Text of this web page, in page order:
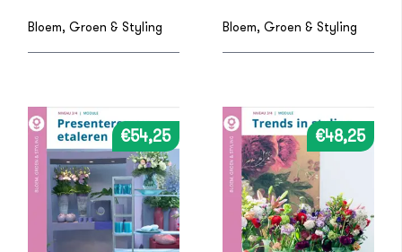
Bloem, Groen & Styling Bloem, Groen & Styling
€54,25 €48,25